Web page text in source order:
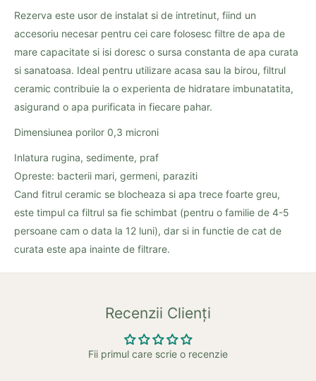
Rezerva este usor de instalat si de intretinut, fiind un
accesoriu necesar pentru cei care folosesc filtre de apa de
mare capacitate si isi doresc o sursa constanta de apa curata
si sanatoasa. Ideal pentru utilizare acasa sau la birou, filtrul
ceramic contribuie la o experienta de hidratare imbunatatita,
asigurand o apa purificata in fiecare pahar.
Dimensiunea porilor 0,3 microni
Inlatura rugina, sedimente, praf
Opreste: bacterii mari, germeni, paraziti
Cand fitrul ceramic se blocheaza si apa trece foarte greu,
este timpul ca filtrul sa fie schimbat (pentru o familie de 4-5
persoane cam o data la 12 luni), dar si in functie de cat de
curata este apa inainte de filtrare.
Recenzii Clienți
Fii primul care scrie o recenzie